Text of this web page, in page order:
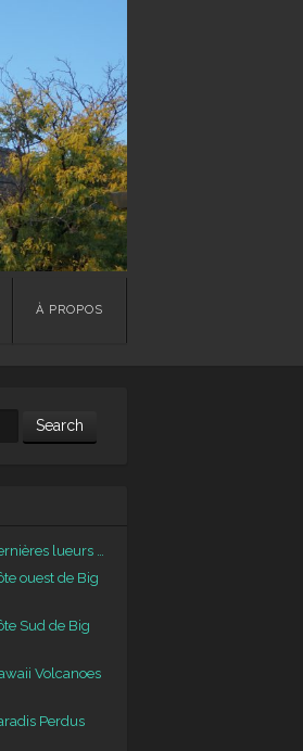
À PROPOS
lueurs …
ouest de Big
Sud de Big
Volcanoes
Perdus